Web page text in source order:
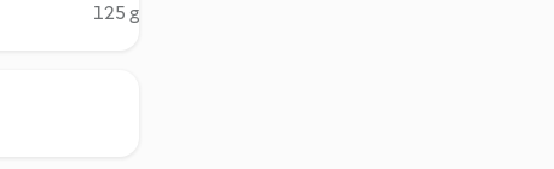
125 g